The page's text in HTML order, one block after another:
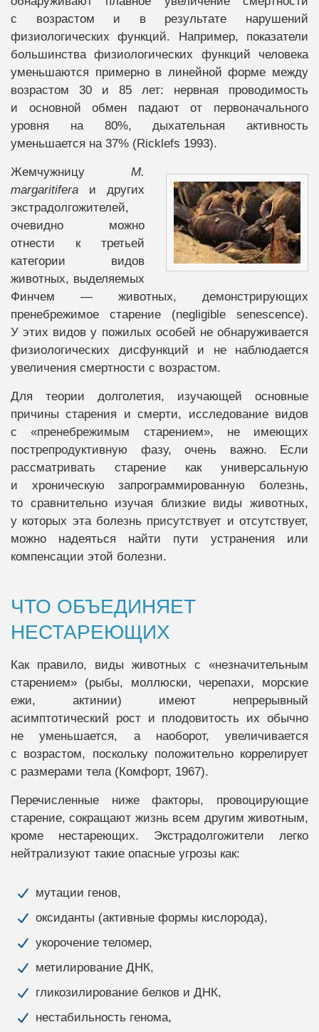
с возрастом и в результате нарушений
физиологических функций. Например, показатели
большинства физиологических функций человека
уменьшаются примерно в линейной форме между
возрастом 30 и 85 лет: нервная проводимость
и основной обмен падают от первоначального
уровня на 80%, дыхательная активность
уменьшается на 37% (Ricklefs 1993).
Жемчужницу M.
margaritifera и других
экстрадолгожителей,
очевидно можно
отнести к третьей
категории видов
животных, выделяемых
Финчем — животных, демонстрирующих
пренебрежимое старение (negligible senescence).
У этих видов у пожилых особей не обнаруживается
физиологических дисфункций и не наблюдается
увеличения смертности с возрастом.
Для теории долголетия, изучающей основные
причины старения и смерти, исследование видов
с «пренебрежимым старением», не имеющих
пострепродуктивную фазу, очень важно. Если
рассматривать старение как универсальную
и хроническую запрограммированную болезнь,
то сравнительно изучая близкие виды животных,
у которых эта болезнь присутствует и отсутствует,
можно надеяться найти пути устранения или
компенсации этой болезни.
ЧТО ОБЪЕДИНЯЕТ
НЕСТАРЕЮЩИХ
Как правило, виды животных с «незначительным
старением» (рыбы, моллюски, черепахи, морские
ежи, актинии) имеют непрерывный
асимптотический рост и плодовитость их обычно
не уменьшается, а наоборот, увеличивается
с возрастом, поскольку положительно коррелирует
с размерами тела (Комфорт, 1967).
Перечисленные ниже факторы, провоцирующие
старение, сокращают жизнь всем другим животным,
кроме нестареющих. Экстрадолгожители легко
нейтрализуют такие опасные угрозы как:
мутации генов,
оксиданты (активные формы кислорода),
укорочение теломер,
метилирование ДНК,
гликозилирование белков и ДНК,
нестабильность генома,